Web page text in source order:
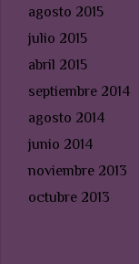
agosto 2015
julio 2015
abril 2015
septiembre 2014
agosto 2014
junio 2014
noviembre 2013
octubre 2013